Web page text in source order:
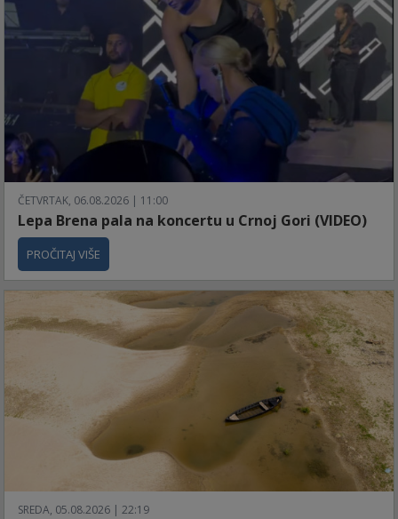
ČETVRTAK, 06.08.2026 | 11:00
Lepa Brena pala na koncertu u Crnoj Gori (VIDEO)
PROČITAJ VIŠE
SREDA, 05.08.2026 | 22:19